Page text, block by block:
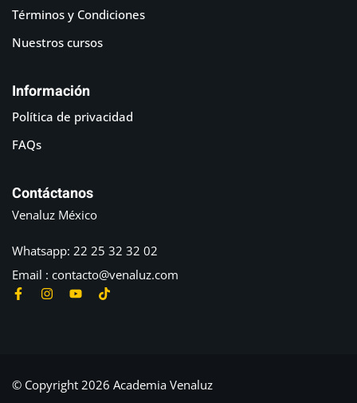
Términos y Condiciones
Nuestros cursos
Información
Política de privacidad
FAQs
Contáctanos
Venaluz México
Whatsapp: 22 25 32 32 02
Email : contacto@venaluz.com
© Copyright 2026 Academia Venaluz